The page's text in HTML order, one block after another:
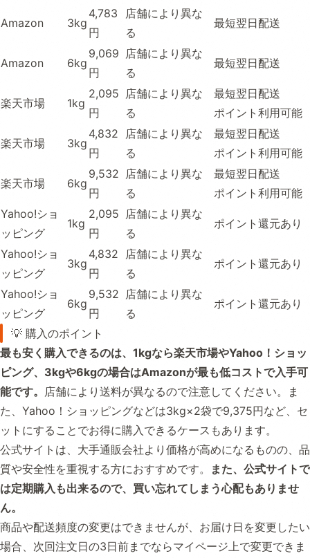
Amazon 3kg
4,783
円
店舗により異な
る
最短翌日配送
Amazon 6kg
9,069
円
店舗により異な
る
最短翌日配送
楽天市場 1kg
2,095
円
店舗により異な
る
最短翌日配送
ポイント利用可能
楽天市場 3kg
4,832
円
店舗により異な
る
最短翌日配送
ポイント利用可能
楽天市場 6kg
9,532
円
店舗により異な
る
最短翌日配送
ポイント利用可能
Yahoo!ショ
ッピング
1kg
2,095
円
店舗により異な
る
ポイント還元あり
Yahoo!ショ
ッピング
3kg
4,832
円
店舗により異な
る
ポイント還元あり
Yahoo!ショ
ッピング
6kg
9,532
円
店舗により異な
る
ポイント還元あり
💡 購入のポイント
最も安く購入できるのは、1kgなら楽天市場やYahoo！ショッ
ピング、3kgや6kgの場合はAmazonが最も低コストで入手可
能です。 店舗により送料が異なるので注意してください。ま
た、Yahoo！ショッピングなどは3kg×2袋で9,375円など、セ
ットにすることでお得に購入できるケースもあります。
公式サイトは、大手通販会社より価格が高めになるものの、品
質や安全性を重視する方におすすめです。
また、公式サイトで
は定期購入も出来るので、買い忘れてしまう心配もありませ
ん。
商品や配送頻度の変更はできませんが、お届け日を変更したい
場合、次回注文日の3日前までならマイページ上で変更できま